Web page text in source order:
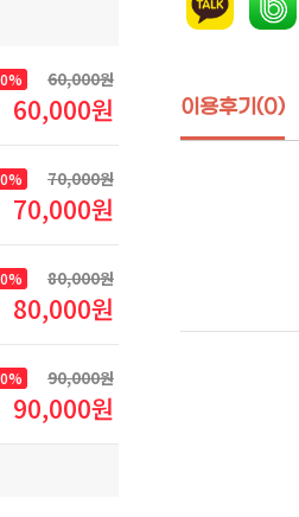
60,000원
0%
60,000원
70,000원
0%
70,000원
80,000원
0%
80,000원
90,000원
0%
90,000원
이용후기(0)